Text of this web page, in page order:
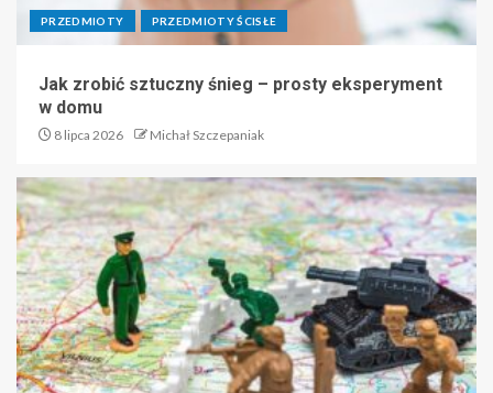
PRZEDMIOTY PRZEDMIOTY ŚCISŁE
Jak zrobić sztuczny śnieg – prosty eksperyment
w domu
8 lipca 2026 Michał Szczepaniak